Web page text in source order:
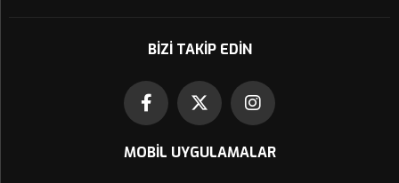
BIZI TAKIP EDIN
MOBIL UYGULAMALAR